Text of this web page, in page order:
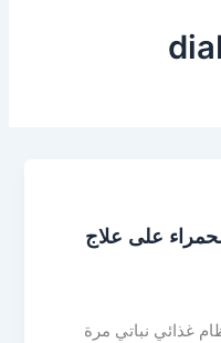
على علاج
غذائي نباتي مرة